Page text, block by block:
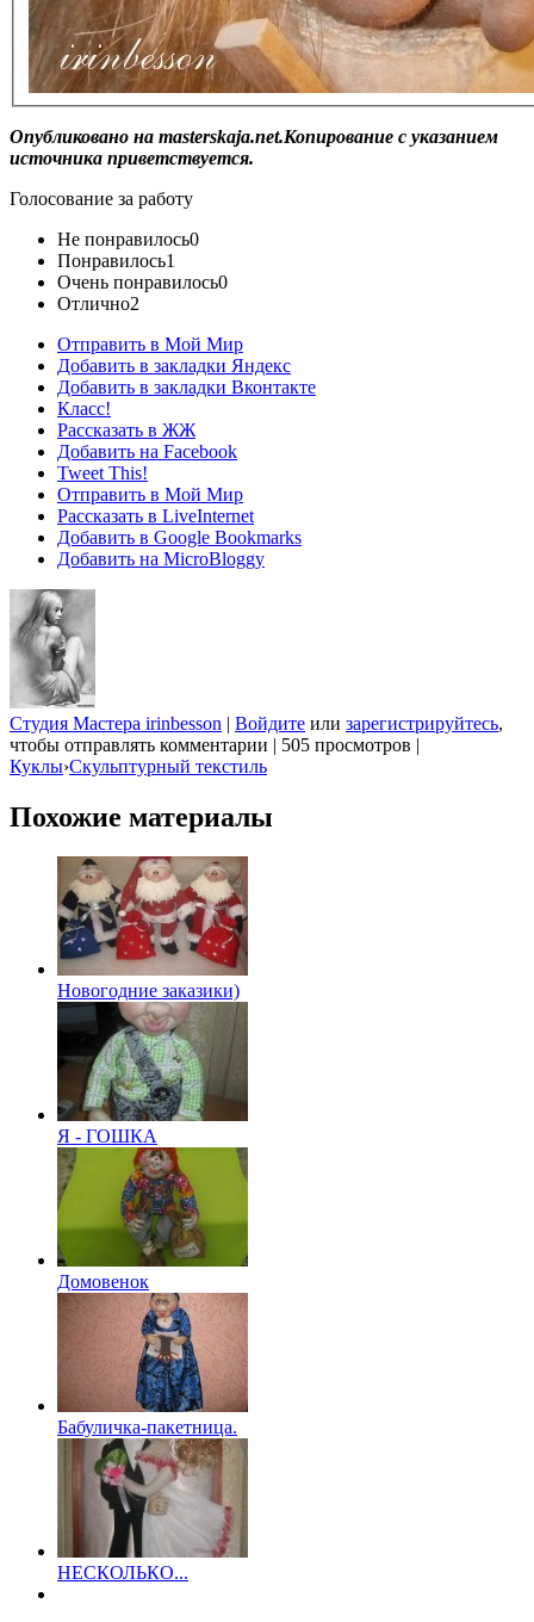
Опубликовано на masterskaja.net.Копирование с указанием
источника приветствуется.
Голосование за работу
Не понравилось0
Понравилось1
Очень понравилось0
Отлично2
Отправить в Мой Мир
Добавить в закладки Яндекс
Добавить в закладки Вконтакте
Класс!
Рассказать в ЖЖ
Добавить на Facebook
Tweet This!
Отправить в Мой Мир
Рассказать в LiveInternet
Добавить в Google Bookmarks
Добавить на MicroBloggy
Студия Мастера irinbesson | Войдите или зарегистрируйтесь,
чтобы отправлять комментарии | 505 просмотров |
Куклы›Скульптурный текстиль
Похожие материалы
Новогодние заказики)
Я - ГОШКА
Домовенок
Бабуличка-пакетница.
НЕСКОЛЬКО...